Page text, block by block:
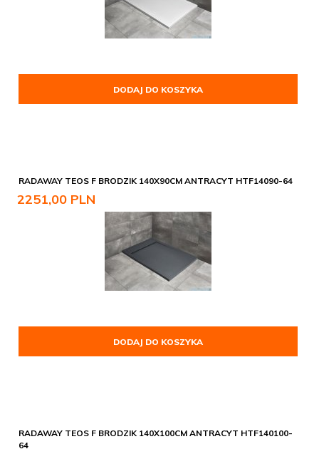
DODAJ DO KOSZYKA
RADAWAY TEOS F BRODZIK 140X90CM ANTRACYT HTF14090-64
2251,00 PLN
DODAJ DO KOSZYKA
RADAWAY TEOS F BRODZIK 140X100CM ANTRACYT HTF140100-
64